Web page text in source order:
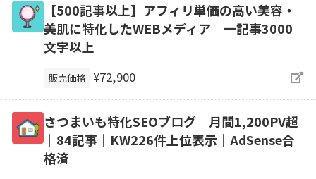
【500記事以上】アフィリ単価の高い美容・
美肌に特化したWEBメディア｜一記事3000
文字以上
販売価格 ¥72,900
さつまいも特化SEOブログ｜月間1,200PV超
｜84記事｜KW226件上位表示｜AdSense合
格済